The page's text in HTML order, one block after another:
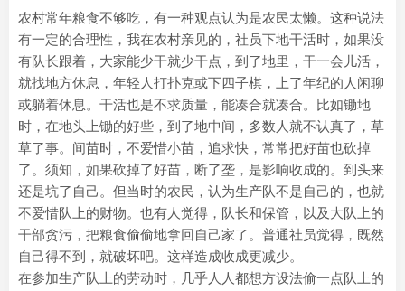
农村常年粮食不够吃，有一种观点认为是农民太懒。这种说法
有一定的合理性，我在农村亲见的，社员下地干活时，如果没
有队长跟着，大家能少干就少干点，到了地里，干一会儿活，
就找地方休息，年轻人打扑克或下四子棋，上了年纪的人闲聊
或躺着休息。干活也是不求质量，能凑合就凑合。比如锄地
时，在地头上锄的好些，到了地中间，多数人就不认真了，草
草了事。间苗时，不爱惜小苗，追求快，常常把好苗也砍掉
了。须知，如果砍掉了好苗，断了垄，是影响收成的。到头来
还是坑了自己。但当时的农民，认为生产队不是自己的，也就
不爱惜队上的财物。也有人觉得，队长和保管，以及大队上的
干部贪污，把粮食偷偷地拿回自己家了。普通社员觉得，既然
自己得不到，就破坏吧。这样造成收成更减少。
在参加生产队上的劳动时，几乎人人都想方设法偷一点队上的